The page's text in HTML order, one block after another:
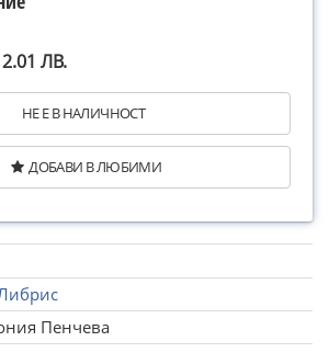
ЛВ.
НЕ Е В НАЛИЧНОСТ
ДОБАВИ В ЛЮБИМИ
Пенчева